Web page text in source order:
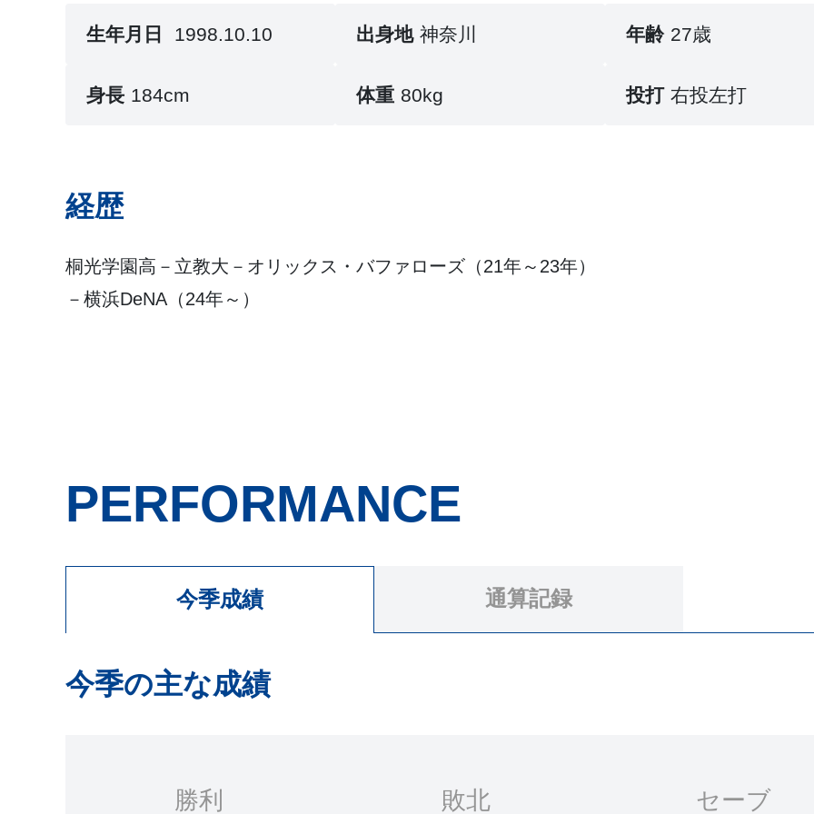
生年月日 1998.10.10 出身地 神奈川 年齢 27歳
身長 184cm 体重 80kg 投打 右投左打
経歴
桐光学園高－立教大－オリックス・バファローズ（21年～23年）
－横浜DeNA（24年～）
PERFORMANCE
今季成績 通算記録
今季の主な成績
勝利 敗北 セーブ